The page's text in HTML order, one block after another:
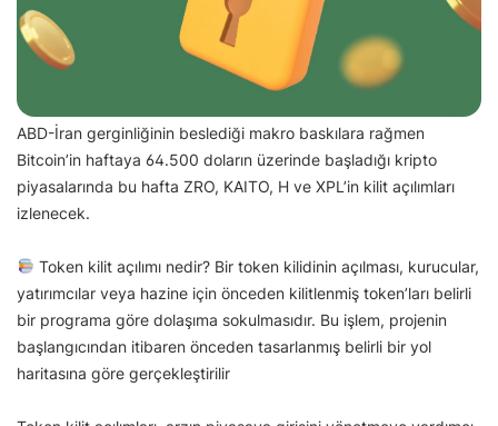
ABD-İran gerginliğinin beslediği makro baskılara rağmen
Bitcoin’in haftaya 64.500 doların üzerinde başladığı kripto
piyasalarında bu hafta ZRO, KAITO, H ve XPL’in kilit açılımları
izlenecek.
Token kilit açılımı nedir? Bir token kilidinin açılması, kurucular,
yatırımcılar veya hazine için önceden kilitlenmiş token’ları belirli
bir programa göre dolaşıma sokulmasıdır. Bu işlem, projenin
başlangıcından itibaren önceden tasarlanmış belirli bir yol
haritasına göre gerçekleştirilir